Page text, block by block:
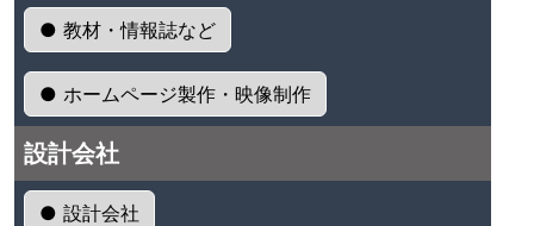
● 教材・情報誌など
● ホームページ製作・映像制作
設計会社
● 設計会社